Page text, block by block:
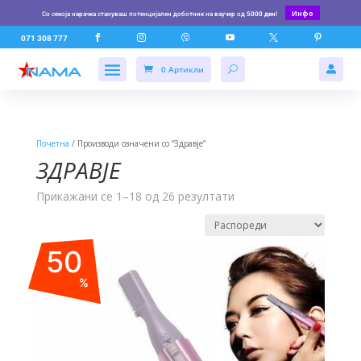
Со секоја нарачка стануваш потенцијален доботник на ваучер од 5000 ден! Инфо
071 308 777      
0 Артикли 
Почетна / Производи означени со “Здравје”
ЗДРАВЈЕ
Прикажани се 1–18 од 26 резултати
50
%